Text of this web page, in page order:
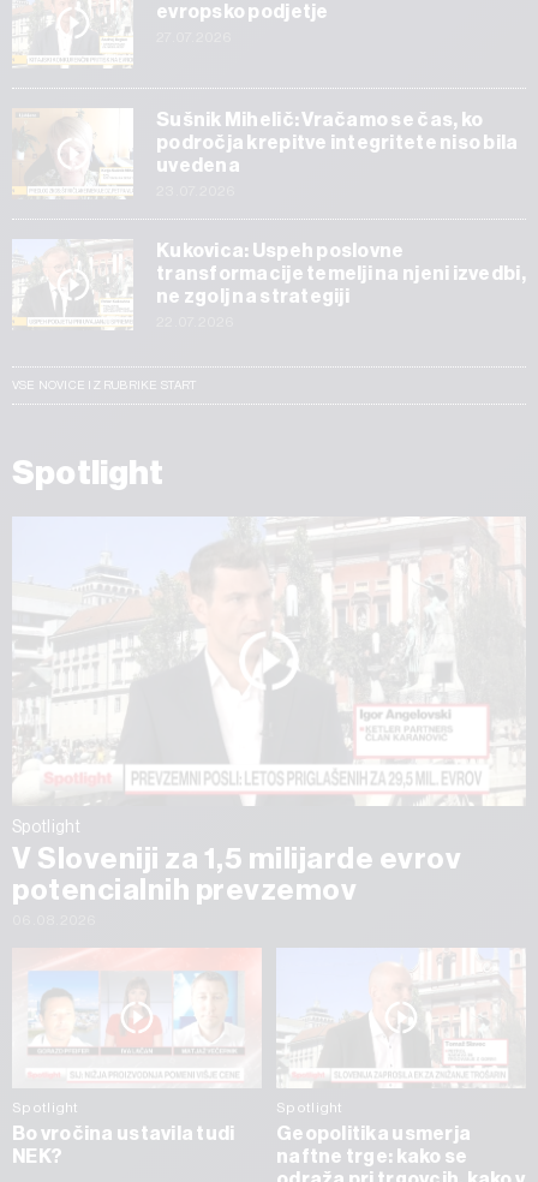
evropsko podjetje
Sušnik Mihelič: Vračamo se čas, ko
področja krepitve integritete niso bila
uvedena
Kukovica: Uspeh poslovne
transformacije temelji na njeni izvedbi,
ne zgolj na strategiji
VSE NOVICE IZ RUBRIKE START
Spotlight
Spotlight
V Sloveniji za 1,5 milijarde evrov
potencialnih prevzemov
Spotlight
Bo vročina ustavila tudi
NEK?
Spotlight
Geopolitika usmerja
naftne trge: kako se